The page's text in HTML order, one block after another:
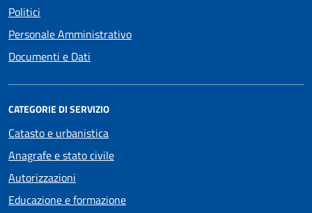
Politici
Personale Amministrativo
Documenti e Dati
CATEGORIE DI SERVIZIO
Catasto e urbanistica
Anagrafe e stato civile
Autorizzazioni
Educazione e formazione